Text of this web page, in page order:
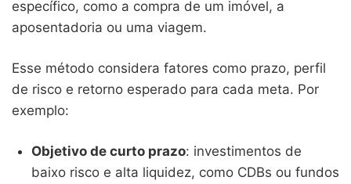
específico, como a compra de um imóvel, a
aposentadoria ou uma viagem.
Esse método considera fatores como prazo, perfil
de risco e retorno esperado para cada meta. Por
exemplo:
Objetivo de curto prazo: investimentos de
baixo risco e alta liquidez, como CDBs ou fundos